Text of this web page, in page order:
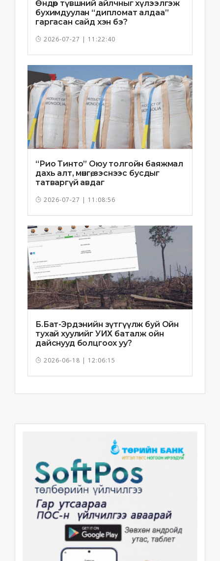
Өндөр түвшний айлчныг хүлээлгэж
бухимдуулан “дипломат алдаа”
гаргасан сайд хэн бэ?
2026-07-27 | 11:22:40
“Рио Тинто” Оюу толгойн баяжмал
дахь алт, мөнгө, зэснээс бусдыг
татваргүй авдаг
2026-07-27 | 11:08:56
Б.Бат-Эрдэнийн зүтгүүлж буй Ойн
тухай хуулийг УИХ баталж ойн
дайснууд болцгоох уу?
2026-06-18 | 12:06:15